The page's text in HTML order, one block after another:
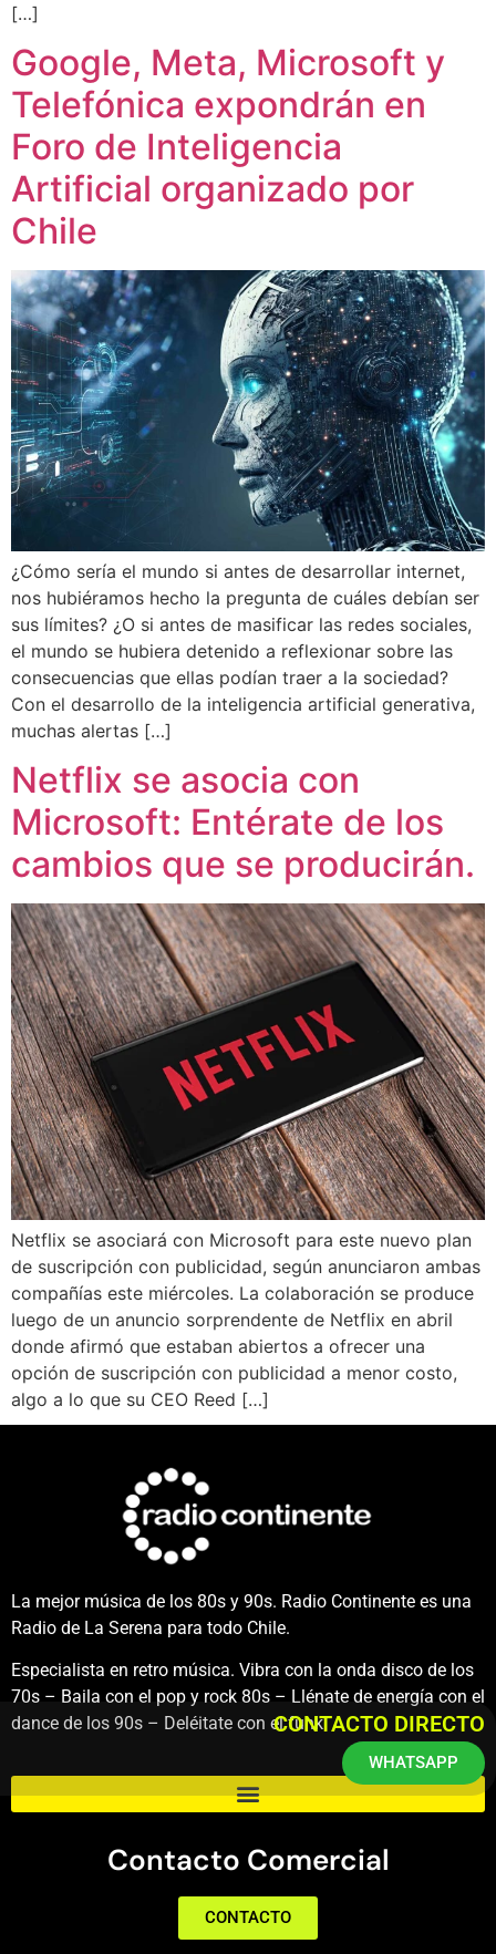
[…]
Google, Meta, Microsoft y
Telefónica expondrán en
Foro de Inteligencia
Artificial organizado por
Chile
¿Cómo sería el mundo si antes de desarrollar internet,
nos hubiéramos hecho la pregunta de cuáles debían ser
sus límites? ¿O si antes de masificar las redes sociales,
el mundo se hubiera detenido a reflexionar sobre las
consecuencias que ellas podían traer a la sociedad?
Con el desarrollo de la inteligencia artificial generativa,
muchas alertas […]
Netflix se asocia con
Microsoft: Entérate de los
cambios que se producirán.
Netflix se asociará con Microsoft para este nuevo plan
de suscripción con publicidad, según anunciaron ambas
compañías este miércoles. La colaboración se produce
luego de un anuncio sorprendente de Netflix en abril
donde afirmó que estaban abiertos a ofrecer una
opción de suscripción con publicidad a menor costo,
algo a lo que su CEO Reed […]
La mejor música de los 80s y 90s. Radio Continente es una
Radio de La Serena para todo Chile.
Especialista en retro música. Vibra con la onda disco de los
70s – Baila con el pop y rock 80s – Llénate de energía con el
dance de los 90s – Deléitate con el funk.
Contacto Comercial
CONTACTO
CONTACTO DIRECTO
WHATSAPP